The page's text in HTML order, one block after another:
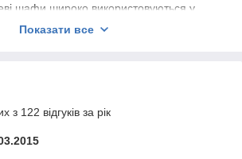
шафи широко використовуються у
харчування, медичних установах,
боїться вологи, перепадів температур і
тому шафи з цього матеріалу
для інтенсивної експлуатації. Вони легко
запахи, не іржавіють і відповідають
нормам. Саме тому шафи з нержавійки
посуду, інвентарю, продуктів,
Показати все
з 122 відгуків за рік